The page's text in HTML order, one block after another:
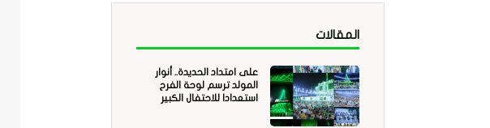
المقالات
على امتداد الحديدة.. أنوار
المولد ترسم لوحة الفرح
استعدادا للاحتفال الكبير